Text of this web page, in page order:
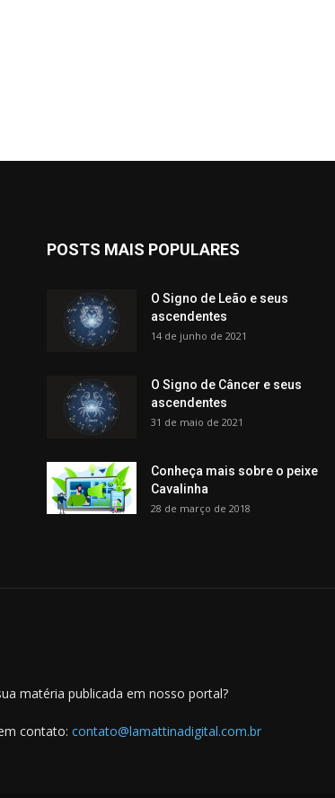
POSTS MAIS POPULARES
O Signo de Leão e seus
ascendentes
14 de junho de 2021
O Signo de Câncer e seus
ascendentes
31 de maio de 2021
Conheça mais sobre o peixe
Cavalinha
28 de março de 2018
matéria publicada em nosso portal?
contato: contato@lamattinadigital.com.br